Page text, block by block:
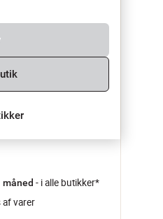
måned - i alle butikker*
af varer